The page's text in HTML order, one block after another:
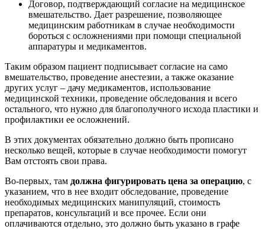
Договор, подтверждающий согласие на медицинское
вмешательство. Дает разрешение, позволяющее
медицинским работникам в случае необходимости
бороться с осложнениями при помощи специальной
аппаратуры и медикаментов.
Таким образом пациент подписывает согласие на само
вмешательство, проведение анестезии, а также оказание
других услуг – дачу медикаментов, использование
медицинской техники, проведение обследования и всего
остального, что нужно для благополучного исхода пластики и
профилактики ее осложнений.
В этих документах обязательно должно быть прописано
несколько вещей, которые в случае необходимости помогут
Вам отстоять свои права.
Во-первых, там должна фигурировать цена за операцию, с
указанием, что в нее входит обследование, проведение
необходимых медицинских манипуляций, стоимость
препаратов, консультаций и все прочее. Если они
оплачиваются отдельно, это должно быть указано в графе